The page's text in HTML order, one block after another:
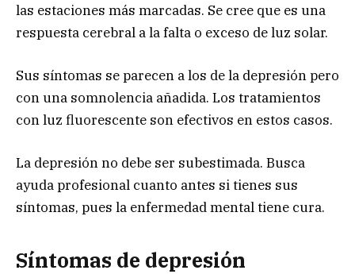
las estaciones más marcadas. Se cree que es una
respuesta cerebral a la falta o exceso de luz solar.
Sus síntomas se parecen a los de la depresión pero
con una somnolencia añadida. Los tratamientos
con luz fluorescente son efectivos en estos casos.
La depresión no debe ser subestimada. Busca
ayuda profesional cuanto antes si tienes sus
síntomas, pues la enfermedad mental tiene cura.
Síntomas de depresión